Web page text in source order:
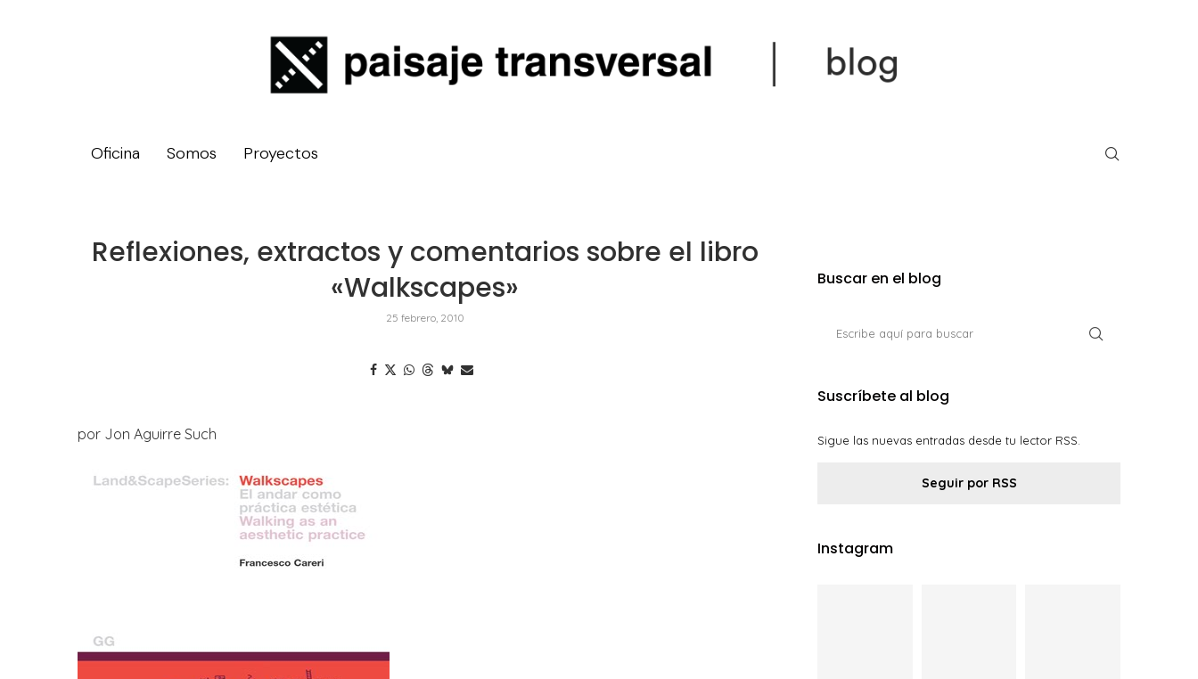
Oficina Somos Proyectos
Reflexiones, extractos y comentarios sobre el libro
«Walkscapes»
25 febrero, 2010
por Jon Aguirre Such
Buscar en el blog
Suscríbete al blog
Sigue las nuevas entradas desde tu lector RSS.
Seguir por RSS
Instagram